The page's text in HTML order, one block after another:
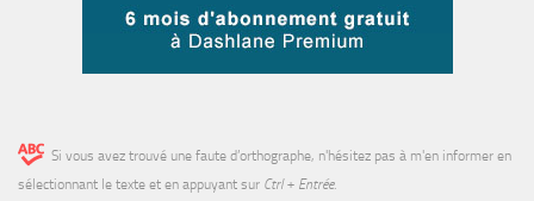
Si vous avez trouvé une faute d’orthographe, n'hésitez pas à m'en informer en
sélectionnant le texte et en appuyant sur Ctrl + Entrée.